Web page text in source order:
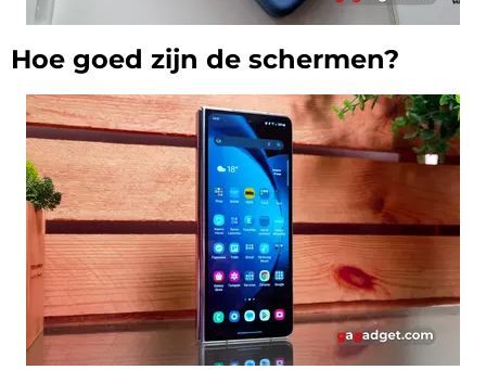
Hoe goed zijn de schermen?